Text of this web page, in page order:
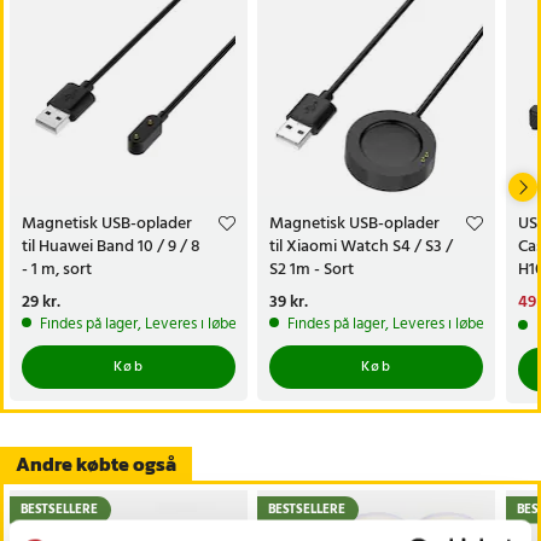
Magnetisk USB-oplader
til Huawei Band 10 / 9 / 8
- 1 m, sort
Pris:29 kr.
29 kr.
Findes på lager, Leveres i løbet af 1-2 hverdage
Køb
Magnetisk USB-oplader
til Xiaomi Watch S4 / S3 /
S2 1m - Sort
Pris:39 kr.
39 kr.
Findes på lager, Leveres i løbet af 1-2
Køb
49
49
Andre købte også
BESTSELLERE BESTSELLERE